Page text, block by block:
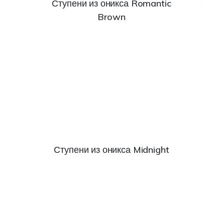
Ступени из оникса Romantic
Brown
Ступени из оникса Midnight